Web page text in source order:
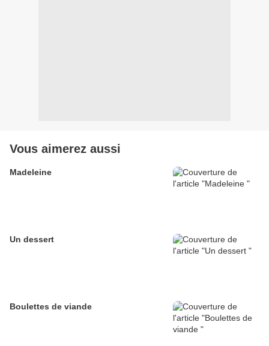
Vous aimerez aussi
Madeleine
Un dessert
Boulettes de viande